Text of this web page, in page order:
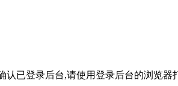
认已登录后台,请使用登录后台的浏览器